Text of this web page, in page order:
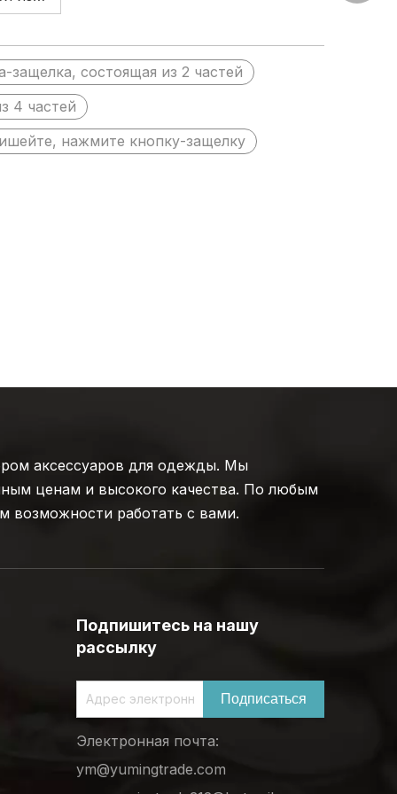
защелка, состоящая из 2 частей
4 частей
нажмите кнопку-защелку
аксессуаров для одежды. Мы
ценам и высокого качества. По любым
возможности работать с вами.
Подпишитесь на нашу
рассылку
Подписаться
Электронная почта:
ym@yumingtrade.com